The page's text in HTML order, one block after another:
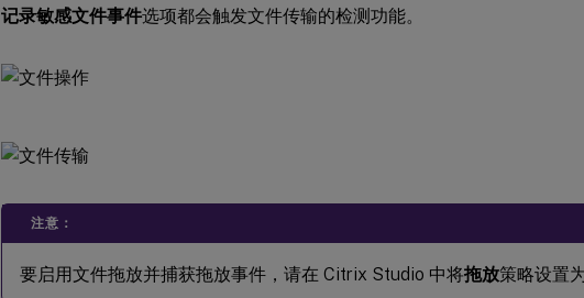
记录敏感文件事件选项都会触发文件传输的检测功能。
注意：
要启用文件拖放并捕获拖放事件，请在 Citrix Studio 中将拖放策略设置